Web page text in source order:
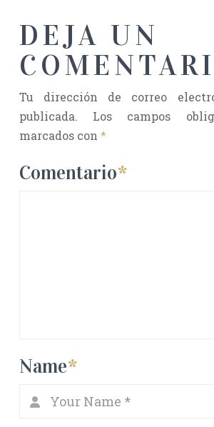
DEJA UN
Tu dirección de correo
publicada.
Los campos
marcados con *
Comentario*
Name*